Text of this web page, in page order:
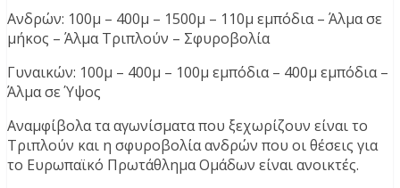
Ανδρών: 100μ – 400μ – 1500μ – 110μ εμπόδια – Άλμα σε
μήκος – Άλμα Τριπλούν – Σφυροβολία
Γυναικών: 100μ – 400μ – 100μ εμπόδια – 400μ εμπόδια –
Άλμα σε Ύψος
Αναμφίβολα τα αγωνίσματα που ξεχωρίζουν είναι το
Τριπλούν και η σφυροβολία ανδρών που οι θέσεις για
το Ευρωπαϊκό Πρωτάθλημα Ομάδων είναι ανοικτές.